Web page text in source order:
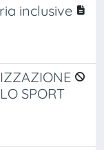
inclusive
SPORT